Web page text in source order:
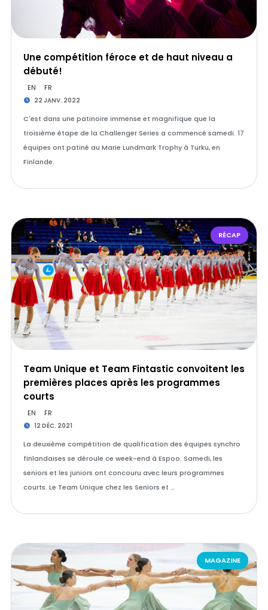
Une compétition féroce et de haut niveau a
débuté!
EN FR
22 JANV. 2022
C'est dans une patinoire immense et magnifique que la
troisième étape de la Challenger Series a commencé samedi. 17
équipes ont patiné au Marie Lundmark Trophy à Turku, en
Finlande.
RÉCAP
Team Unique et Team Fintastic convoitent les
premières places après les programmes
courts
EN FR
12 DÉC. 2021
La deuxième compétition de qualification des équipes synchro
finlandaises se déroule ce week-end à Espoo. Samedi, les
seniors et les juniors ont concouru avec leurs programmes
courts. Le Team Unique chez les Seniors et …
MAGAZINE